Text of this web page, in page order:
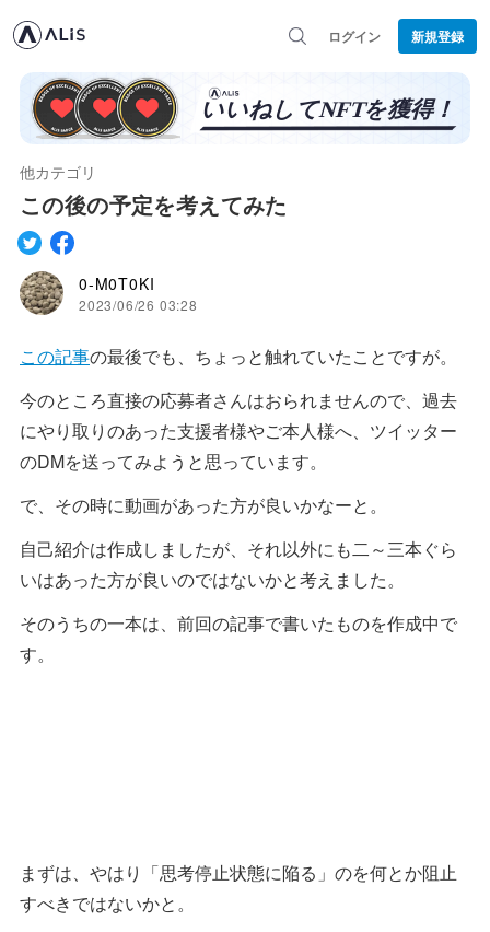
ログイン 新規登録
他カテゴリ
この後の予定を考えてみた
0-M0T0KI
2023/06/26 03:28
この記事の最後でも、ちょっと触れていたことですが。
今のところ直接の応募者さんはおられませんので、過去
にやり取りのあった支援者様やご本人様へ、ツイッター
のDMを送ってみようと思っています。
で、その時に動画があった方が良いかなーと。
自己紹介は作成しましたが、それ以外にも二～三本ぐら
いはあった方が良いのではないかと考えました。
そのうちの一本は、前回の記事で書いたものを作成中で
す。
まずは、やはり「思考停止状態に陥る」のを何とか阻止
すべきではないかと。